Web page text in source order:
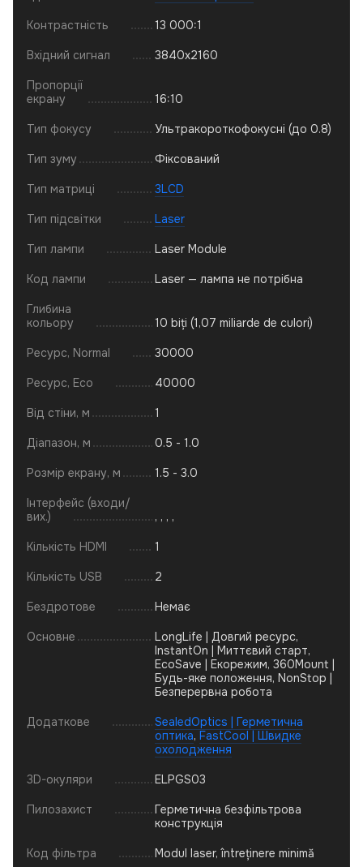
Контрастність 13 000:1
Вхідний сигнал 3840x2160
Пропорції
екрану
16:10
Тип фокусу Ультракороткофокусні (до 0.8)
Тип зуму Фіксований
Тип матриці 3LCD
Тип підсвітки Laser
Тип лампи Laser Module
Код лампи Laser — лампа не потрібна
Глибина
кольору
10 biți (1,07 miliarde de culori)
Ресурс, Normal 30000
Ресурс, Eco 40000
Від стіни, м 1
Діапазон, м 0.5 - 1.0
Розмір екрану, м 1.5 - 3.0
Інтерфейс (входи/
вих.)
, , , ,
Кількість HDMI 1
Кількість USB 2
Бездротове Немає
Основне
LongLife | Довгий ресурс,
InstantOn | Миттєвий старт,
EcoSave | Екорежим, 360Mount |
Будь-яке положення, NonStop |
Безперервна робота
Додаткове
SealedOptics | Герметична
оптика, FastCool | Швидке
охолодження
3D-окуляри ELPGS03
Пилозахист
Герметична безфільтрова
конструкція
Код фільтра Modul laser, întreținere minimă